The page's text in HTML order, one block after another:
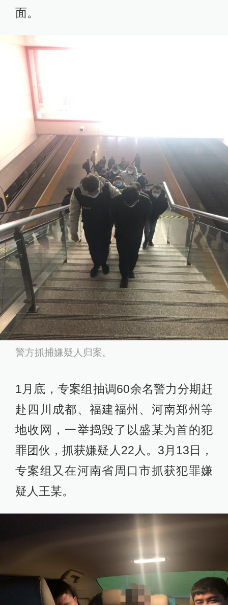
面。
警方抓捕嫌疑人归案。
1月底，专案组抽调60余名警力分期赶
赴四川成都、福建福州、河南郑州等
地收网，一举捣毁了以盛某为首的犯
罪团伙，抓获嫌疑人22人。3月13日，
专案组又在河南省周口市抓获犯罪嫌
疑人王某。